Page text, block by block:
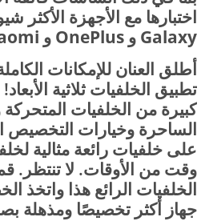
Galaxy و OnePlus و Xiaomi وما إلى ذلك.
أطلق العنان للإمكانات
تطبيق الخلفيات ثلاثية
كبيرة من الخلفيات المتحركة
الساحرة وخيارات
على خلفيات رائعة مثالية
وقت من الأوقات. لا تنتظر.
الخلفيات الرائع هذا واتخذ
جهاز أكثر تخصيصًا ومذهلة